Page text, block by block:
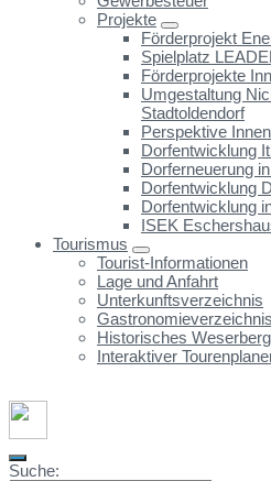
Projekte
Förderprojekt
Spielplatz
Förderprojekte
Umgestaltung
Stadtoldendorf
Perspektive
Dorfentwicklung
Dorferneuerung
Dorfentwicklung
Dorfentwicklung
ISEK
Tourismus
Tourist-Informationen
Lage und Anfahrt
Unterkunftsverzeichnis
Gastronomieverzeichnis
Historisches
Interaktiver
Suche: